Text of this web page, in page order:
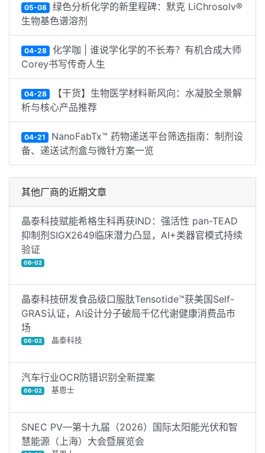
05-08 绿色分析化学的新里程碑：默克 LiChrosolv®
生物基色谱溶剂
04-28 化学咖 | 谁说学化学的不长寿？有机合成大师
Corey书写传奇人生
04-28 【干货】生物医学材料新风向：水凝胶全景解
析与核心产品推荐
04-21 NanoFabTx™ 药物递送平台筛选指南：制剂设
备、递送试剂盒与微针方案一览
其他厂商的近期文章
晶泰科技赋能希格生科再获IND：强活性 pan-TEAD
抑制剂SIGX2649临床潜力凸显，AI+类器官模式持续
验证
06-02
晶泰科技研发食品级口服肽Tensotide™获美国Self-
GRAS认证，AI设计分子破局千亿代谢健康消费品市
场
06-02 晶泰科技
汽车行业OCR防错识别全新提案
06-02 基恩士
SNEC PV—第十九届（2026）国际太阳能光伏和智
慧能源（上海）大会暨展览会